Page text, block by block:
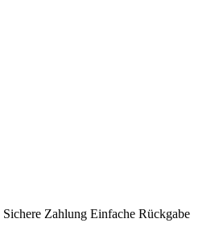
Sichere Zahlung Einfache Rückgabe